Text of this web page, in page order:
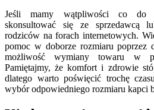
Jeśli mamy wątpliwości co do
skonsultować się ze sprzedawcą
rodziców na forach internetowych.
pomoc w doborze rozmiaru poprzez
możliwość wymiany towaru w
Pamiętajmy, że komfort i zdrowie
dlatego warto poświęcić trochę
wybór odpowiedniego rozmiaru kapci